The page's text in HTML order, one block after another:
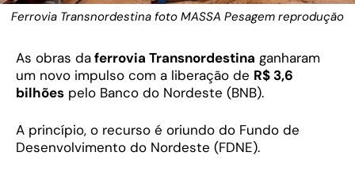
Ferrovia Transnordestina foto MASSA Pesagem reprodução
As obras daferrovia Transnordestina ganharam
um novo impulso com a liberação de R$ 3,6
bilhões pelo Banco do Nordeste (BNB).
A princípio, o recurso é oriundo do Fundo de
Desenvolvimento do Nordeste (FDNE).